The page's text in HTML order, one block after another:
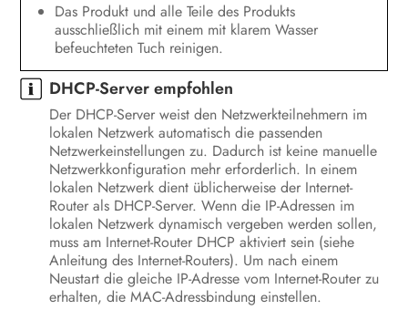
Das Produkt und alle Teile des Produkts
ausschließlich mit einem mit klarem Wasser
befeuchteten Tuch reinigen.
DHCP-Server empfohlen
Der DHCP-Server weist den Netzwerkteilnehmern im
lokalen Netzwerk automatisch die passenden
Netzwerkeinstellungen zu. Dadurch ist keine manuelle
Netzwerkkonfiguration mehr erforderlich. In einem
lokalen Netzwerk dient üblicherweise der Internet-
Router als DHCP-Server. Wenn die IP-Adressen im
lokalen Netzwerk dynamisch vergeben werden sollen,
muss am Internet-Router DHCP aktiviert sein (siehe
Anleitung des Internet-Routers). Um nach einem
Neustart die gleiche IP-Adresse vom Internet-Router zu
erhalten, die MAC-Adressbindung einstellen.